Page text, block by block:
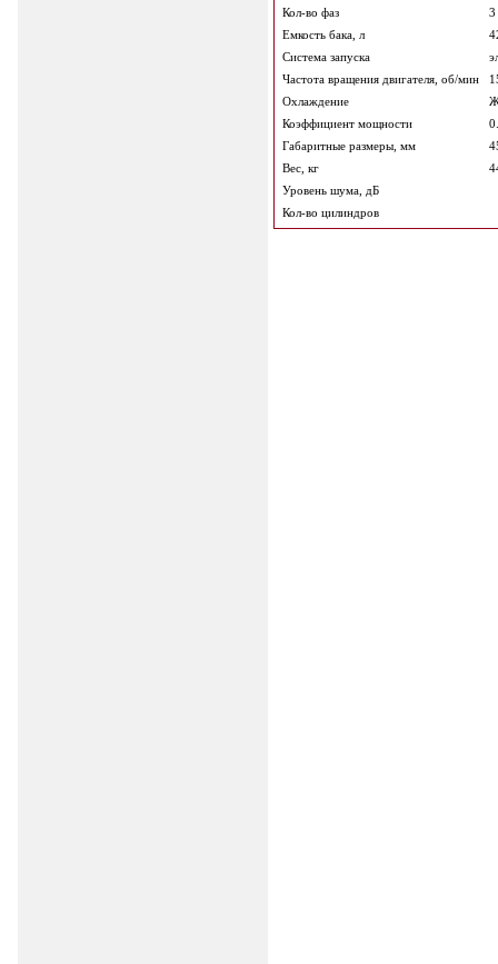
Кол-во фаз
3
Емкость бака, л
Система запуска
Частота вращения двигателя, об/мин
Охлаждение
Коэффициент мощности
Габаритные размеры, мм
Вес, кг
Уровень шума, дБ
Кол-во цилиндров